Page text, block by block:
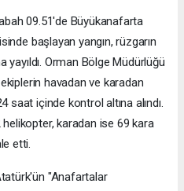
09.51'de Büyükanafarta
başlayan yangın, rüzgarın
yayıldı. Orman Bölge Müdürlüğü
havadan ve karadan
saat içinde kontrol altına alındı.
helikopter, karadan ise 69 kara
etti.
"Anafartalar